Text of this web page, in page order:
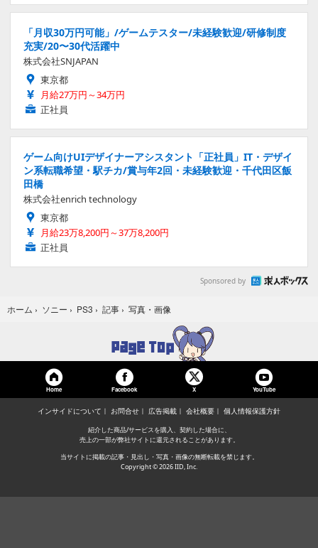
「月収30万円可能」/ゲームテスター/未経験歓迎/研修制度
充実/20〜30代活躍中
株式会社SNJAPAN
東京都
月給27万円～34万円
正社員
ゲーム向けUIデザイナーアシスタント「正社員」IT・デザイ
ン系転職希望・駅チカ/賞与年2回・未経験歓迎・千代田区飯
田橋
株式会社enrich technology
東京都
月給23万8,200円～37万8,200円
正社員
Sponsored by
ホーム › ソニー › PS3 › 記事 › 写真・画像
Home Facebook X YouTube
インサイドについて お問合せ 広告掲載 会社概要 個人情報保護方針
紹介した商品/サービスを購入、契約した場合に、
売上の一部が弊社サイトに還元されることがあります。
当サイトに掲載の記事・見出し・写真・画像の無断転載を禁じます。
Copyright © 2026 IID, Inc.